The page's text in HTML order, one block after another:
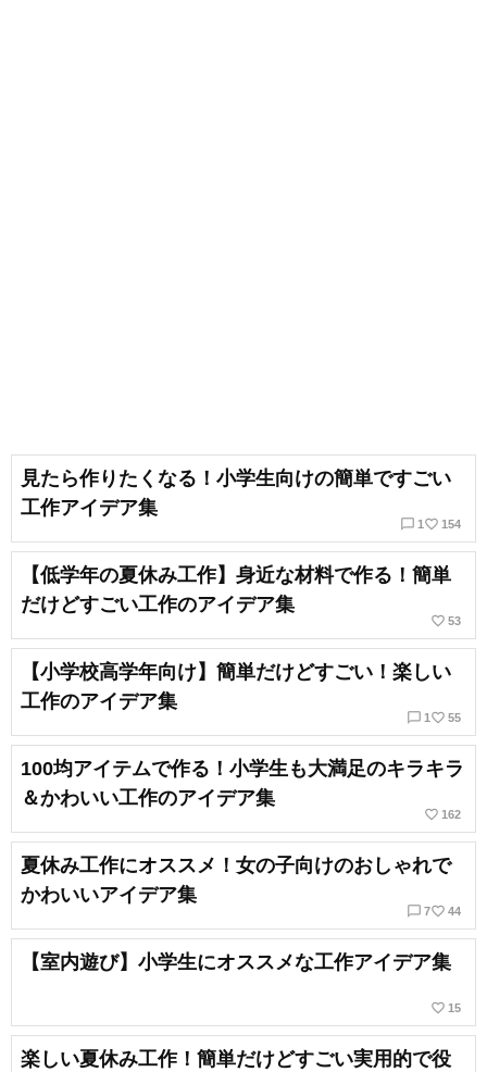
見たら作りたくなる！小学生向けの簡単ですごい
工作アイデア集
chat_bubble_outline 1 favorite_border 154
【低学年の夏休み工作】身近な材料で作る！簡単
だけどすごい工作のアイデア集
favorite_border 53
【小学校高学年向け】簡単だけどすごい！楽しい
工作のアイデア集
chat_bubble_outline 1 favorite_border 55
100均アイテムで作る！小学生も大満足のキラキラ
＆かわいい工作のアイデア集
favorite_border 162
夏休み工作にオススメ！女の子向けのおしゃれで
かわいいアイデア集
chat_bubble_outline 7favorite_border 44
【室内遊び】小学生にオススメな工作アイデア集
favorite_border 15
楽しい夏休み工作！簡単だけどすごい実用的で役